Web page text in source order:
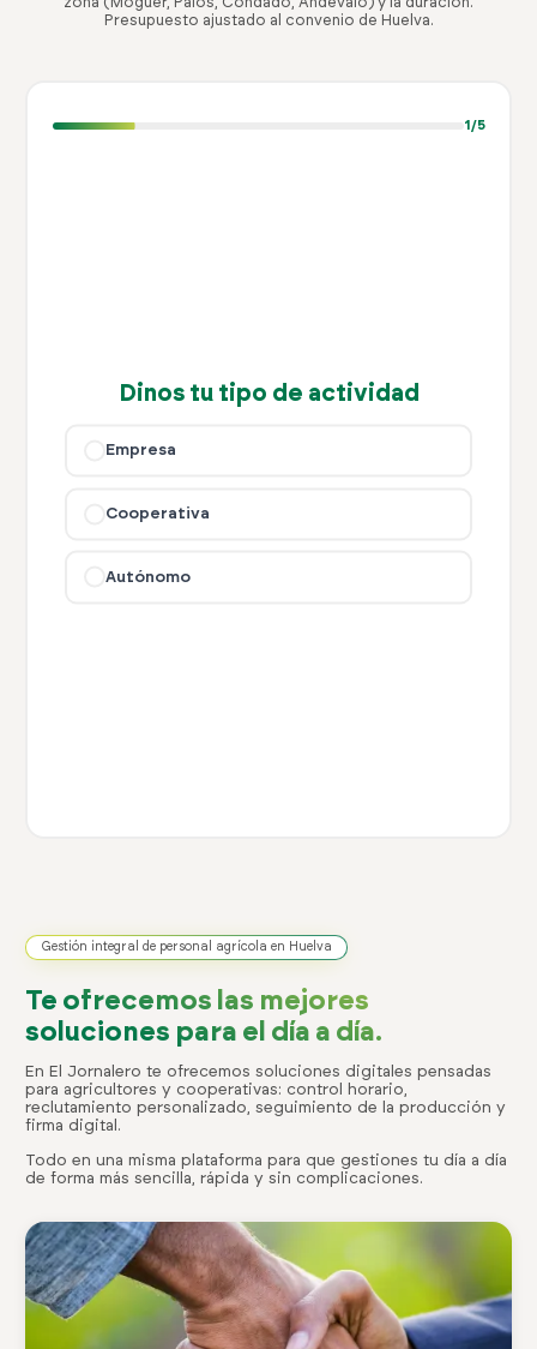
zona (Moguer, Palos, Condado, Andévalo) y la duración.
Presupuesto ajustado al convenio de Huelva.
1 /5
Dinos tu tipo de actividad
Empresa
Cooperativa
Autónomo
Gestión integral de personal agrícola en Huelva
Te ofrecemos las mejores
soluciones para el día a día.
En El Jornalero te ofrecemos soluciones digitales pensadas
para agricultores y cooperativas: control horario,
reclutamiento personalizado, seguimiento de la producción y
firma digital.
Todo en una misma plataforma para que gestiones tu día a día
de forma más sencilla, rápida y sin complicaciones.